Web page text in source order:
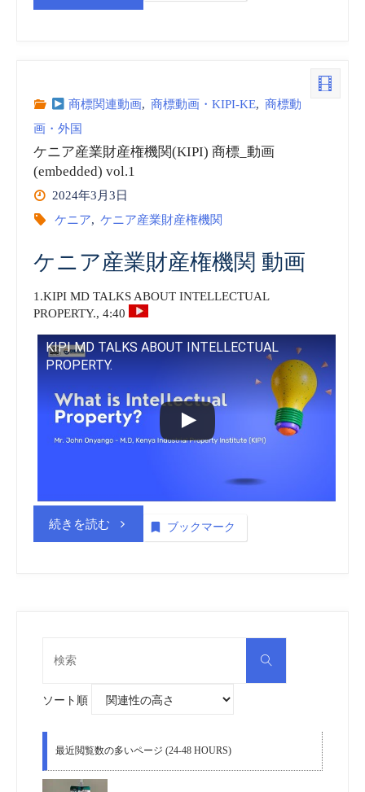
産
財
関
(KIPI)
商
動
画
商標関連動画, 商標動画・KIPI-KE, 商標動
画・外国
ケニア産業財産権機関(KIPI) 商標_動画
(embedded) vol.1
2024年3月3日
ケニア, ケニア産業財産権機関
ケニア産業財産権機関 動画
1.KIPI MD TALKS ABOUT INTELLECTUAL
PROPERTY., 4:40
KIPI MD TALKS ABOUT INTELLECTUAL
PROPERTY.
続きを読む“ケ
財
産
ブックマーク
検
ソート順
最近閲覧数の多いページ (24-48 HOURS)